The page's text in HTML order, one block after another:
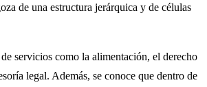
de una estructura jerárquica y de células
servicios como la alimentación, el derecho
legal. Además, se conoce que dentro de